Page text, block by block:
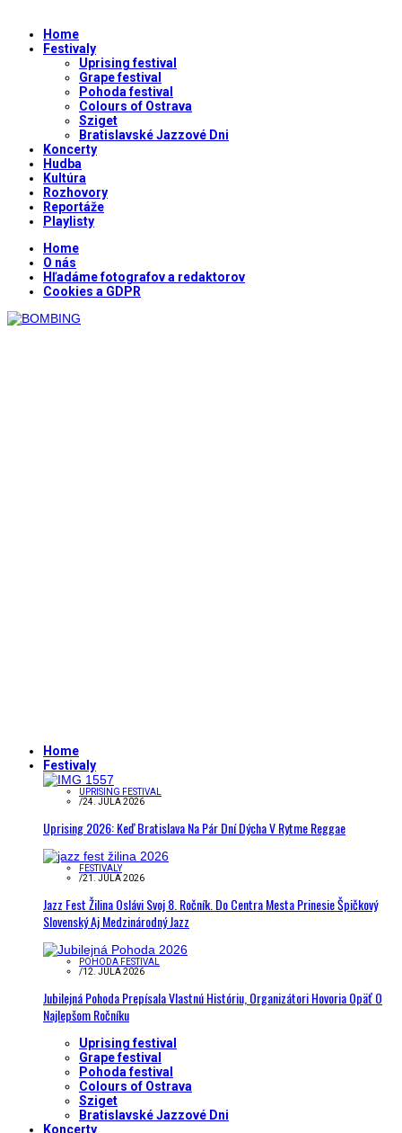
Home
Festivaly
Uprising festival
Grape festival
Pohoda festival
Colours of Ostrava
Sziget
Bratislavské Jazzové Dni
Koncerty
Hudba
Kultúra
Rozhovory
Reportáže
Playlisty
Home
O nás
Hľadáme fotografov a redaktorov
Cookies a GDPR
Home
Festivaly
UPRISING FESTIVAL
/24. JÚLA 2026
Uprising 2026: Keď Bratislava Na Pár Dní Dýcha V Rytme Reggae
FESTIVALY
/21. JÚLA 2026
Jazz Fest Žilina Oslávi Svoj 8. Ročník. Do Centra Mesta Prinesie Špičkový
Slovenský Aj Medzinárodný Jazz
POHODA FESTIVAL
/12. JÚLA 2026
Jubilejná Pohoda Prepísala Vlastnú Históriu, Organizátori Hovoria Opäť O
Najlepšom Ročníku
Uprising festival
Grape festival
Pohoda festival
Colours of Ostrava
Sziget
Bratislavské Jazzové Dni
Koncerty